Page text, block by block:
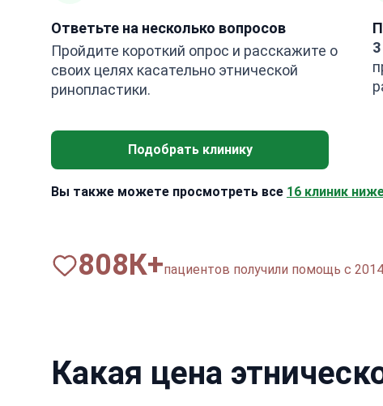
Ответьте на несколько вопросов
Пройдите короткий опрос и расскажите о
своих целях касательно этнической
ринопластики.
Подобрать клинику
Вы также можете просмотреть все 16 клиник
820К+пациентов получили помощь с
Какая цена